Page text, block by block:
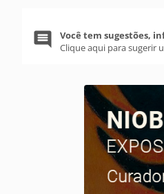
Você tem sugestões,
Clique aqui para sugerir